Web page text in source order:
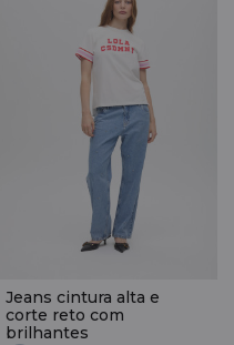
Jeans cintura alta e
corte reto com
brilhantes